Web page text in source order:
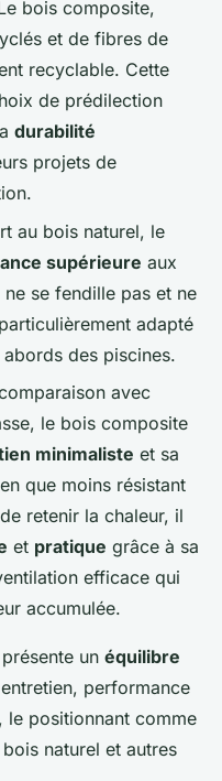
bois composite,
et de fibres de
recyclable. Cette
de prédilection
durabilité
projets de
au bois naturel, le
supérieure aux
se fendille pas et ne
adapté
des piscines.
avec
le bois composite
minimaliste et sa
que moins résistant
retenir la chaleur, il
et pratique grâce à sa
efficace qui
accumulée.
un équilibre
performance
le positionnant comme
naturel et autres